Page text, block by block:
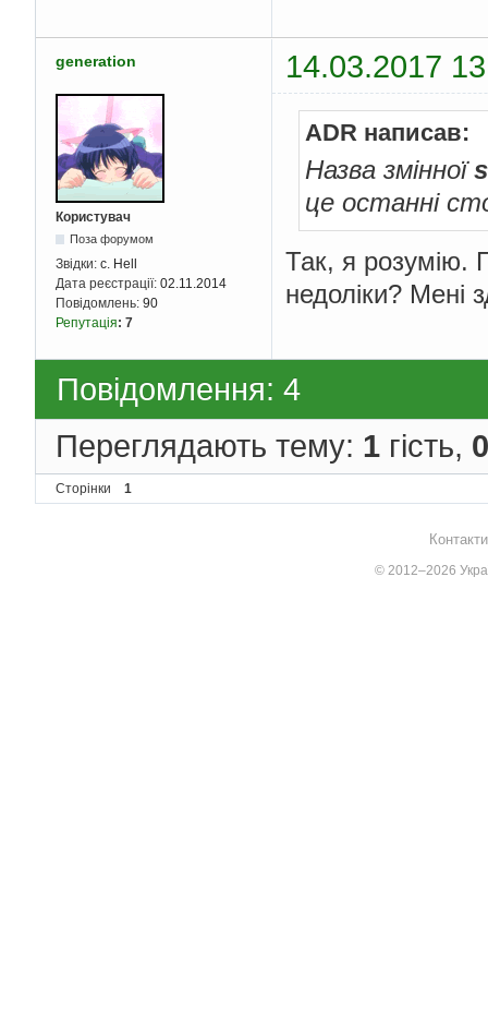
generation 14.03.2017
Користувач
Поза форумом
Звідки: c. Hell
Дата реєстрації: 02.11.2014
Повідомлень: 90
Репутація: 7
ADR написав:
Назва змінної
це останні
Так, я розумію.
недоліки?
Повідомлення: 4
Переглядають тему: 1 гість, 0
Сторінки 1
© 2012–2026